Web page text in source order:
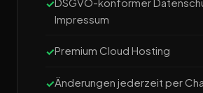
DSGVO-konformer
Impressum
Premium Cloud Hosting
Änderungen jederzeit per